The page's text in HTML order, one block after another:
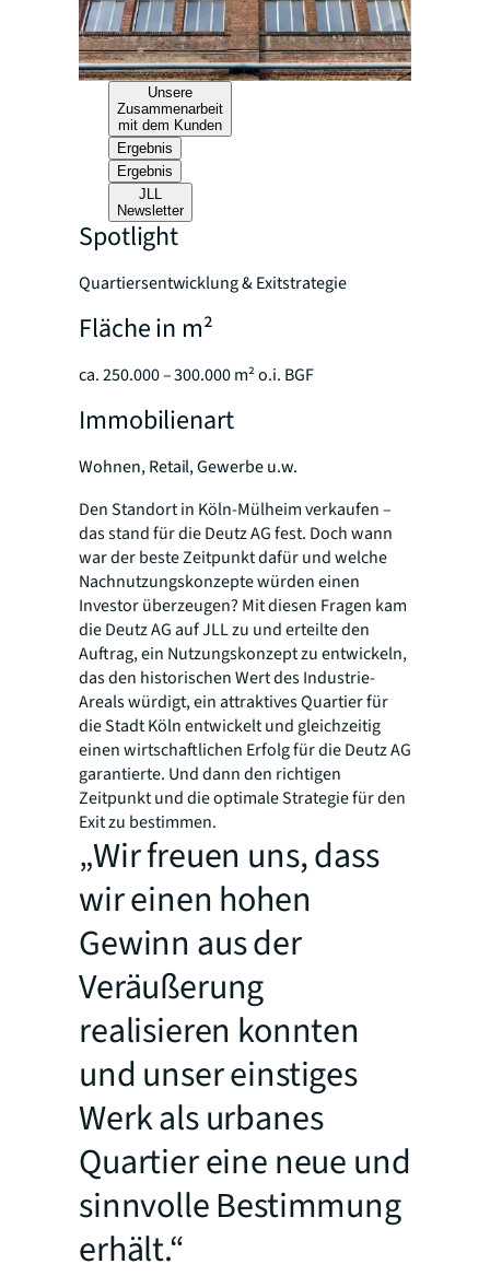
Unsere
Zusammenarbeit
mit dem Kunden
Ergebnis
Ergebnis
JLL
Newsletter
Spotlight
Quartiersentwicklung & Exitstrategie
Fläche in m²
ca. 250.000 – 300.000 m² o.i. BGF
Immobilienart
Wohnen, Retail, Gewerbe u.w.
Den Standort in Köln-Mülheim verkaufen –
das stand für die Deutz AG fest. Doch wann
war der beste Zeitpunkt dafür und welche
Nachnutzungskonzepte würden einen
Investor überzeugen? Mit diesen Fragen kam
die Deutz AG auf JLL zu und erteilte den
Auftrag, ein Nutzungskonzept zu entwickeln,
das den historischen Wert des Industrie-
Areals würdigt, ein attraktives Quartier für
die Stadt Köln entwickelt und gleichzeitig
einen wirtschaftlichen Erfolg für die Deutz AG
garantierte. Und dann den richtigen
Zeitpunkt und die optimale Strategie für den
Exit zu bestimmen.
„Wir freuen uns, dass
wir einen hohen
Gewinn aus der
Veräußerung
realisieren konnten
und unser einstiges
Werk als urbanes
Quartier eine neue und
sinnvolle Bestimmung
erhält.“